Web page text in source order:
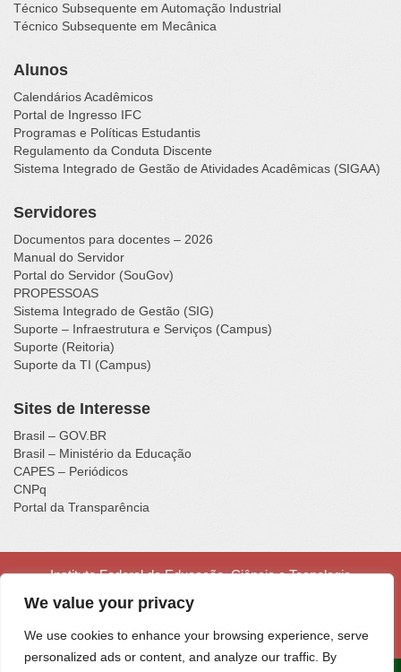
We value your privacy
We use cookies to enhance your browsing experience, serve
personalized ads or content, and analyze our traffic. By
Técnico Subsequente em Automação Industrial
Técnico Subsequente em Mecânica
Alunos
Calendários Acadêmicos
Portal de Ingresso IFC
Programas e Políticas Estudantis
Regulamento da Conduta Discente
Sistema Integrado de Gestão de Atividades Acadêmicas (SIGAA)
Servidores
Documentos para docentes – 2026
Manual do Servidor
Portal do Servidor (SouGov)
PROPESSOAS
Sistema Integrado de Gestão (SIG)
Suporte – Infraestrutura e Serviços (Campus)
Suporte (Reitoria)
Suporte da TI (Campus)
Sites de Interesse
Brasil – GOV.BR
Brasil – Ministério da Educação
CAPES – Periódicos
CNPq
Portal da Transparência
Instituto Federal de Educação, Ciência e Tecnologia
Catarinense - Campus Luzerna
Rua Vigário Frei João, nº 550, Centro - Luzerna - SC - CEP
89609-000 - Fone (49) 3523-4300